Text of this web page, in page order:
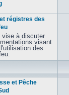
régistres des
vise à discuter
visant
des
et Pêche